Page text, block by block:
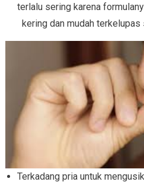
terlalu sering karena
kering dan mudah
Terkadang pria untuk